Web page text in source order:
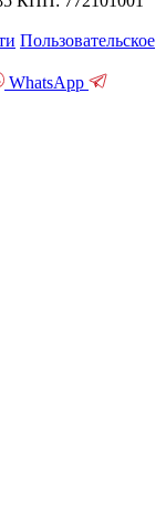
Пользовательское
WhatsApp